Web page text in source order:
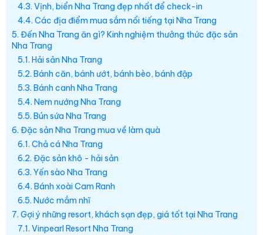
4.3. Vịnh, biển Nha Trang đẹp nhất để check-in
4.4. Các địa điểm mua sắm nổi tiếng tại Nha Trang
5. Đến Nha Trang ăn gì? Kinh nghiệm thưởng thức đặc sản
Nha Trang
5.1. Hải sản Nha Trang
5.2. Bánh căn, bánh ướt, bánh bèo, bánh đập
5.3. Bánh canh Nha Trang
5.4. Nem nướng Nha Trang
5.5. Bún sứa Nha Trang
6. Đặc sản Nha Trang mua về làm quà
6.1. Chả cá Nha Trang
6.2. Đặc sản khô - hải sản
6.3. Yến sào Nha Trang
6.4. Bánh xoài Cam Ranh
6.5. Nước mắm nhĩ
7. Gợi ý những resort, khách sạn đẹp, giá tốt tại Nha Trang
7.1. Vinpearl Resort Nha Trang